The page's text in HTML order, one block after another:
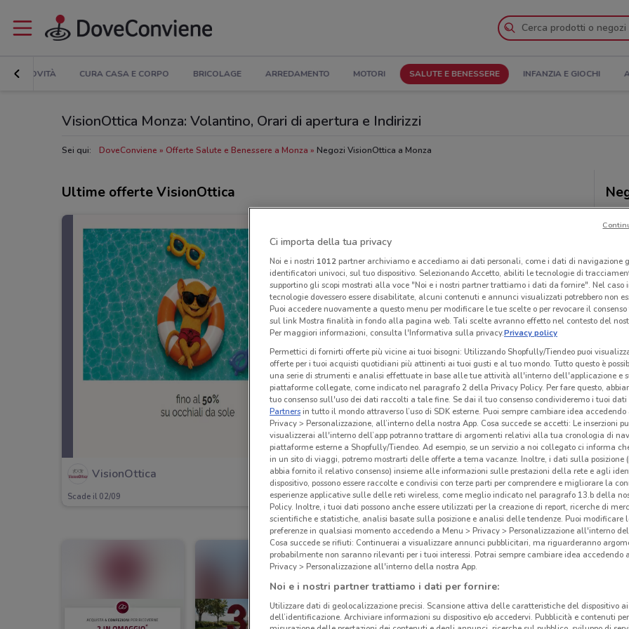
NOVITÀ CURA CASA E CORPO BRICOLAGE ARREDAMENTO MOTORI SALUTE E BENESSERE INFANZIA E GIOCHI
VisionOttica Monza: Volantino, Orari di apertura e Indirizzi
Sei qui: DoveConviene Offerte Salute e Benessere a Monza Negozi VisionOttica a Monza
Ultime offerte VisionOttica
VisionOttica
Scade il 02/09 623 m
Ci importa della tua privacy
Noi e i nostri 1012partner archiviamo e accediamo ai dati personali, come i dati di navigazione
identificatori univoci, sul tuo dispositivo. Selezionando Accetto, abiliti le tecnologie di
supportino gli scopi mostrati alla voce "Noi e i nostri partner trattiamo i dati da fornire". Nel caso
tecnologie dovessero essere disabilitate, alcuni contenuti e annunci visualizzati potrebbero non
Puoi accedere nuovamente a questo menu per modificare le tue scelte o per revocare il
sul link Mostra finalità in fondo alla pagina web. Tali scelte avranno effetto nel contesto del
Per maggiori informazioni, consulta l'Informativa sulla privacy.Privacy policy
Permettici di fornirti offerte più vicine ai tuoi bisogni: Utilizzando Shopfully/Tiendeo puoi
offerte per i tuoi acquisti quotidiani più attinenti ai tuoi gusti e al tuo mondo. Tutto questo è
una serie di strumenti e analisi effettuate in base alle tue attività all'interno dell'applicazione e
piattaforme collegate, come indicato nel paragrafo 2 della Privacy Policy. Per fare questo,
tuo consenso sull'uso dei dati raccolti a tale fine. Se dai il tuo consenso condivideremo i tuoi dati
Partnersin tutto il mondo attraverso l’uso di SDK esterne. Puoi sempre cambiare idea accedendo
Privacy > Personalizzazione, all’interno della nostra App. Cosa succede se accetti: Le inserzioni
visualizzerai all'interno dell’app potranno trattare di argomenti relativi alla tua cronologia di
piattaforme esterne a Shopfully/Tiendeo. Ad esempio, se un servizio a noi collegato ci informa
in un sito di viaggi, potremo mostrarti delle offerte a tema vacanze. Inoltre, i dati sulla posizione
abbia fornito il relativo consenso) insieme alle informazioni sulle prestazioni della rete e agli
dispositivo, possono essere raccolte e condivisi con terze parti per comprendere e migliorare la
esperienze applicative sulle delle reti wireless, come meglio indicato nel paragrafo 13.b della
Policy. Inoltre, i tuoi dati possono anche essere utilizzati per la creazione di report, ricerche di
scientifiche e statistiche, analisi basate sulla posizione e analisi delle tendenze. Puoi modificare
preferenze in qualsiasi momento accedendo a Menu > Privacy > Personalizzazione all'interno
Cosa succede se rifiuti: Continuerai a visualizzare annunci pubblicitari, ma riguarderanno
probabilmente non saranno rilevanti per i tuoi interessi. Potrai sempre cambiare idea accedendo
Privacy > Personalizzazione all'interno della nostra App.
Noi e i nostri partner trattiamo i dati per fornire:
Utilizzare dati di geolocalizzazione precisi. Scansione attiva delle caratteristiche del dispositivo
dell’identificazione. Archiviare informazioni su dispositivo e/o accedervi. Pubblicità e contenuti